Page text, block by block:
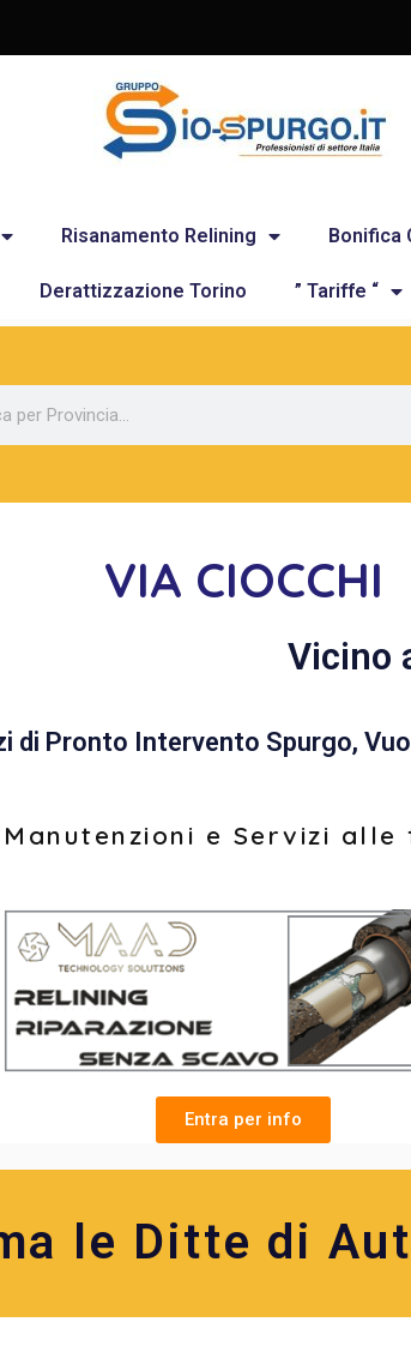
Risanamento Relining Bonifica
Derattizzazione Torino ” Tariffe “
VIA CIOCCHI
Vicino
di Pronto Intervento Spurgo,
e Servizi alle
Entra per info
le Ditte di